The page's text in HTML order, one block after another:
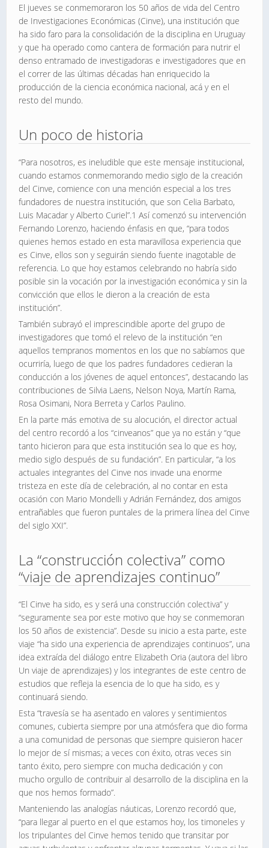
El jueves se conmemoraron los 50 años de vida del Centro
de Investigaciones Económicas (Cinve), una institución que
ha sido faro para la consolidación de la disciplina en Uruguay
y que ha operado como cantera de formación para nutrir el
denso entramado de investigadoras e investigadores que en
el correr de las últimas décadas han enriquecido la
producción de la ciencia económica nacional, acá y en el
resto del mundo.
Un poco de historia
“Para nosotros, es ineludible que este mensaje institucional,
cuando estamos conmemorando medio siglo de la creación
del Cinve, comience con una mención especial a los tres
fundadores de nuestra institución, que son Celia Barbato,
Luis Macadar y Alberto Curiel”.1 Así comenzó su intervención
Fernando Lorenzo, haciendo énfasis en que, “para todos
quienes hemos estado en esta maravillosa experiencia que
es Cinve, ellos son y seguirán siendo fuente inagotable de
referencia. Lo que hoy estamos celebrando no habría sido
posible sin la vocación por la investigación económica y sin la
convicción que ellos le dieron a la creación de esta
institución”.
También subrayó el imprescindible aporte del grupo de
investigadores que tomó el relevo de la institución “en
aquellos tempranos momentos en los que no sabíamos que
ocurriría, luego de que los padres fundadores cedieran la
conducción a los jóvenes de aquel entonces”, destacando las
contribuciones de Silvia Laens, Nelson Noya, Martín Rama,
Rosa Osimani, Nora Berreta y Carlos Paulino.
En la parte más emotiva de su alocución, el director actual
del centro recordó a los “cinveanos” que ya no están y “que
tanto hicieron para que esta institución sea lo que es hoy,
medio siglo después de su fundación”. En particular, “a los
actuales integrantes del Cinve nos invade una enorme
tristeza en este día de celebración, al no contar en esta
ocasión con Mario Mondelli y Adrián Fernández, dos amigos
entrañables que fueron puntales de la primera línea del Cinve
del siglo XXI”.
La “construcción colectiva” como
“viaje de aprendizajes continuo”
“El Cinve ha sido, es y será una construcción colectiva” y
“seguramente sea por este motivo que hoy se conmemoran
los 50 años de existencia”. Desde su inicio a esta parte, este
viaje “ha sido una experiencia de aprendizajes continuos”, una
idea extraída del diálogo entre Elizabeth Oria (autora del libro
Un viaje de aprendizajes) y los integrantes de este centro de
estudios que refleja la esencia de lo que ha sido, es y
continuará siendo.
Esta “travesía se ha asentado en valores y sentimientos
comunes, cubierta siempre por una atmósfera que dio forma
a una comunidad de personas que siempre quisieron hacer
lo mejor de sí mismas; a veces con éxito, otras veces sin
tanto éxito, pero siempre con mucha dedicación y con
mucho orgullo de contribuir al desarrollo de la disciplina en la
que nos hemos formado”.
Manteniendo las analogías náuticas, Lorenzo recordó que,
“para llegar al puerto en el que estamos hoy, los timoneles y
los tripulantes del Cinve hemos tenido que transitar por